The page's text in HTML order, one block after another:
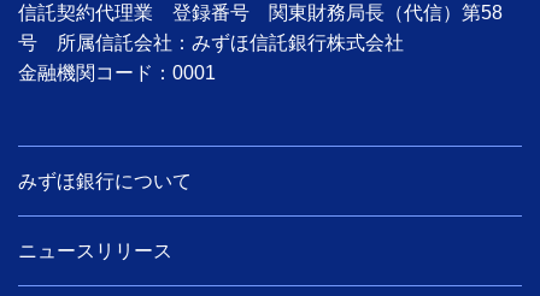
信託契約代理業 登録番号 関東財務局長（代信）第58
号 所属信託会社：みずほ信託銀行株式会社
金融機関コード：0001
みずほ銀行について
ニュースリリース